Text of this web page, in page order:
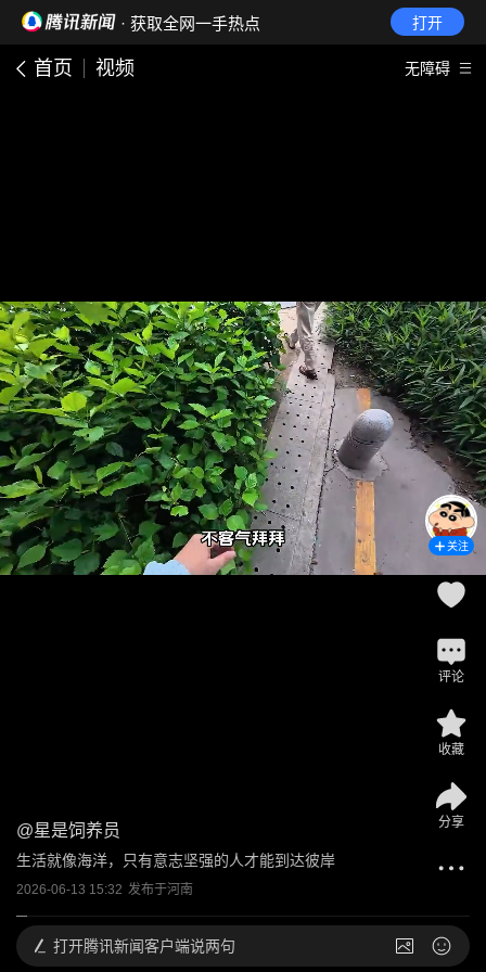
· 获取全网一手热点 打开
首页 视频 无障碍
@星是饲养员
生活就像海洋，只有意志坚强的人才能到达彼岸
2026-06-13 15:32 发布于河南
关注
评论
收藏
分享
打开腾讯新闻客户端说两句